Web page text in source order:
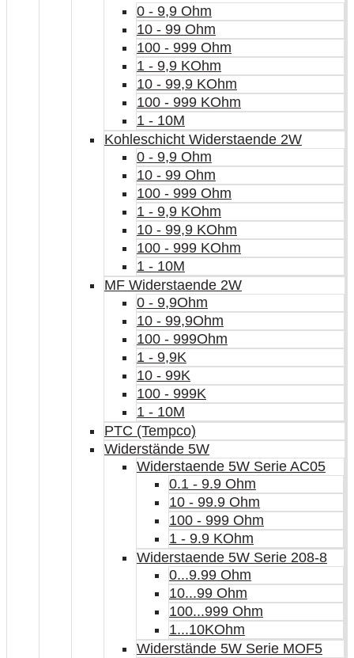
0 - 9,9 Ohm
10 - 99 Ohm
100 - 999 Ohm
1 - 9,9 KOhm
10 - 99,9 KOhm
100 - 999 KOhm
1 - 10M
Kohleschicht Widerstaende 2W
0 - 9,9 Ohm
10 - 99 Ohm
100 - 999 Ohm
1 - 9,9 KOhm
10 - 99,9 KOhm
100 - 999 KOhm
1 - 10M
MF Widerstaende 2W
0 - 9,9Ohm
10 - 99,9Ohm
100 - 999Ohm
1 - 9,9K
10 - 99K
100 - 999K
1 - 10M
PTC (Tempco)
Widerstände 5W
Widerstaende 5W Serie AC05
0.1 - 9.9 Ohm
10 - 99.9 Ohm
100 - 999 Ohm
1 - 9.9 KOhm
Widerstaende 5W Serie 208-8
0...9.99 Ohm
10...99 Ohm
100...999 Ohm
1...10KOhm
Widerstände 5W Serie MOF5